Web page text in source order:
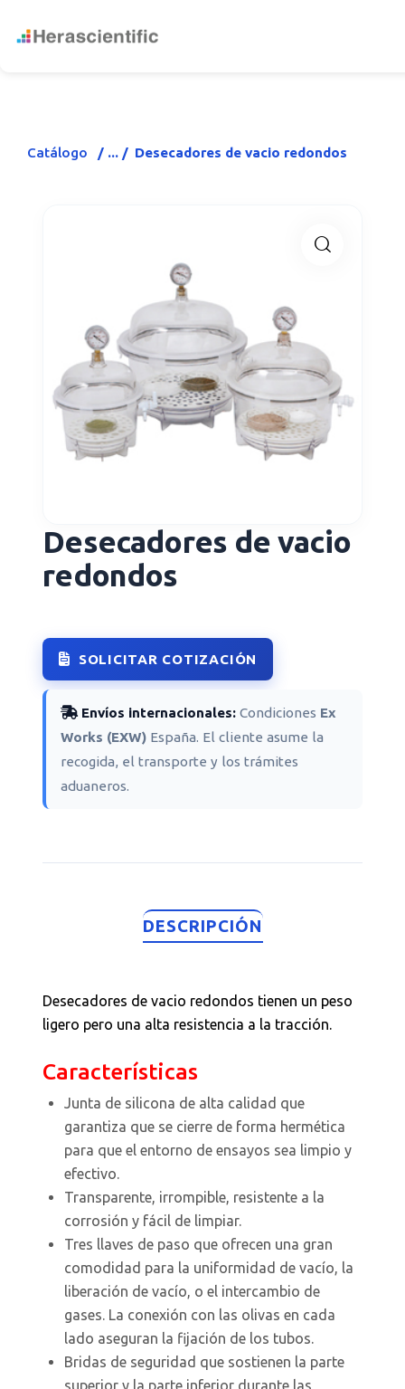
Catálogo Desecadores de vacio redondos
Desecadores de vacio
redondos
SOLICITAR COTIZACIÓN
Envíos internacionales: Condiciones Ex
Works (EXW) España. El cliente asume la
recogida, el transporte y los trámites
aduaneros.
DESCRIPCIÓN
Desecadores de vacio redondos tienen un peso
ligero pero una alta resistencia a la tracción.
Características
Junta de silicona de alta calidad que
garantiza que se cierre de forma hermética
para que el entorno de ensayos sea limpio y
efectivo.
Transparente, irrompible, resistente a la
corrosión y fácil de limpiar.
Tres llaves de paso que ofrecen una gran
comodidad para la uniformidad de vacío, la
liberación de vacío, o el intercambio de
gases. La conexión con las olivas en cada
lado aseguran la fijación de los tubos.
Bridas de seguridad que sostienen la parte
superior y la parte inferior durante las